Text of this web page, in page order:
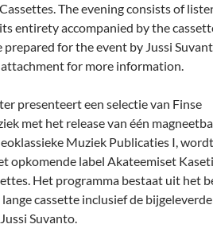
The evening consists of
entirety accompanied by the
prepared for the event by Jussi
for more information.
presenteert een selectie van Finse
met het release van één
Muziek Publicaties I, wordt
opkomende label Akateemiset
Het programma bestaat uit het
cassette inclusief de
Suvanto.